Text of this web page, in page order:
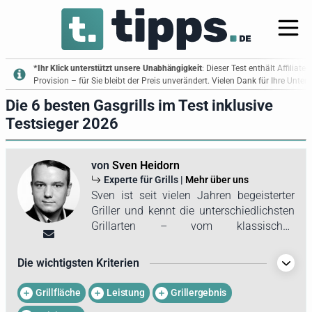
*Ihr Klick unterstützt unsere Unabhängigkeit: Dieser Test enthält
Provision – für Sie bleibt der Preis unverändert. Vielen Dank für Ihre
Die 6 besten Gasgrills im Test inklusive
Testsieger 2026
von Sven Heidorn
Experte für Grills | Mehr über uns
Sven ist seit vielen Jahren begeisterter
Griller und kennt die unterschiedlichsten
Grillarten – vom klassischen
bis hin zu hochwertigen Gasgrills.
Besonders Letztere haben es ihm
angetan. Die präzise
Temperatursteuerung, die vielseitigen
Die wichtigsten Kriterien
Grillfläche Leistung
Grillergebnis